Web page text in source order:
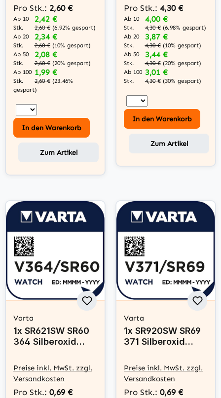
Pro Stk.: 2,60 €
Ab 10
Stk.
2,42 €
2,60 € (6.92% gespart)
Ab 20
Stk.
2,34 €
2,60 € (10% gespart)
Ab 50
Stk.
2,08 €
2,60 € (20% gespart)
Ab 100
Stk.
1,99 €
2,60 € (23.46%
gespart)
In den Warenkorb
Zum Artikel
Pro Stk.: 4,30 €
Ab 10
Stk.
4,00 €
4,30 € (6.98% gespart)
Ab 20
Stk.
3,87 €
4,30 € (10% gespart)
Ab 50
Stk.
3,44 €
4,30 € (20% gespart)
Ab 100
Stk.
3,01 €
4,30 € (30% gespart)
In den Warenkorb
Zum Artikel
Varta
1x SR621SW SR60
364 Silberoxid
V
Preise inkl. MwSt. zzgl.
Versandkosten
Pro Stk.: 0,69 €
Varta
1x SR920SW SR69
371 Silberoxid
V
Preise inkl. MwSt. zzgl.
Versandkosten
Pro Stk.: 0,69 €